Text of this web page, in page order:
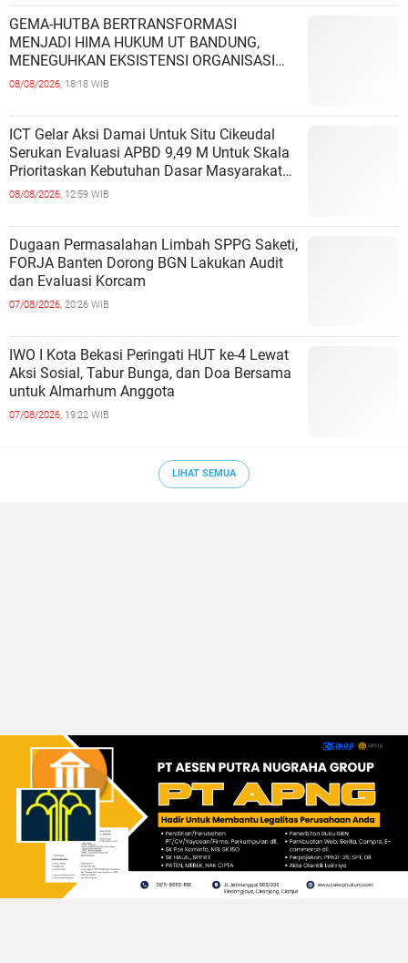
GEMA-HUTBA BERTRANSFORMASI
MENJADI HIMA HUKUM UT BANDUNG,
MENEGUHKAN EKSISTENSI ORGANISASI
MAHASISWA HUKUM UNIVERSITAS
08/08/2026, 18:18 WIB
ICT Gelar Aksi Damai Untuk Situ Cikeudal
Serukan Evaluasi APBD 9,49 M Untuk Skala
Prioritaskan Kebutuhan Dasar Masyarakat
Belum Saat nya Butuh Kawasa
08/08/2026, 12:59 WIB
Dugaan Permasalahan Limbah SPPG Saketi,
FORJA Banten Dorong BGN Lakukan Audit
dan Evaluasi Korcam
07/08/2026, 20:26 WIB
IWO I Kota Bekasi Peringati HUT ke-4 Lewat
Aksi Sosial, Tabur Bunga, dan Doa Bersama
untuk Almarhum Anggota
07/08/2026, 19:22 WIB
LIHAT SEMUA